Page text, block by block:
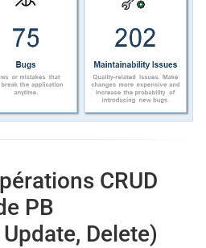
CRUD
PB
Delete)